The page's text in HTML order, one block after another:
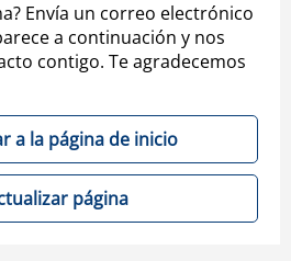
Envía un correo electrónico
a continuación y nos
contigo. Te agradecemos
a la página de inicio
página